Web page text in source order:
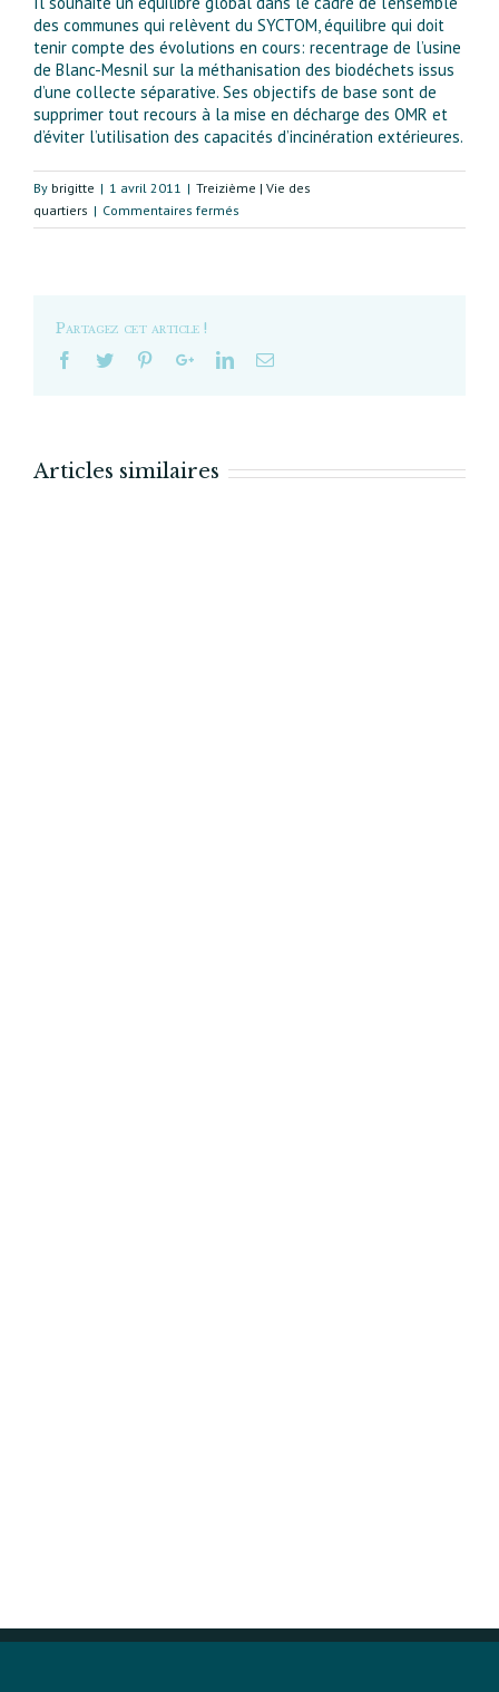
des communes qui relèvent du SYCTOM, équilibre qui doit
tenir compte des évolutions en cours: recentrage de l’usine
de Blanc-Mesnil sur la méthanisation des biodéchets issus
d’une collecte séparative. Ses objectifs de base sont de
supprimer tout recours à la mise en décharge des OMR et
d’éviter l’utilisation des capacités d’incinération extérieures.
By brigitte | 1 avril 2011 | Treizième | Vie des
quartiers | Commentaires fermés
Projet
chiffres
Partagez cet article !
Articles similaires